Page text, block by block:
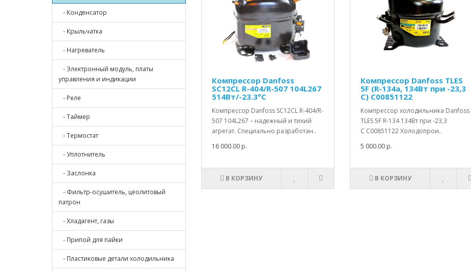
- Конденсатор
- Крыльчатка
- Нагреватель
- Электронный модуль, платы
управления и индикации
- Реле
- Таймер
- Термостат
- Уплотнитель
- Заслонка
- Фильтр-осушитель, цеолитовый
патрон
- Хладагент, газы
- Припой для пайки
- Пластиковые детали холодильника
Компрессор Danfoss
SC12CL R-404/R-507 104L267
514Вт/-23.3°C
Компрессор Danfoss SC12CL R-404/R-
507 104L267 – надежный и тихий
агрегат. Специально разработан..
16 000.00 р.
В КОРЗИНУ
Компрессор Danfoss TLES
5F (R-134a, 134Вт при -23,3
С) C00851122
Компрессор холодильника Danfoss
TLES 5F R-134 134Вт при -23,3
С C00851122 Холодопрои..
5 000.00 р.
В КОРЗИНУ